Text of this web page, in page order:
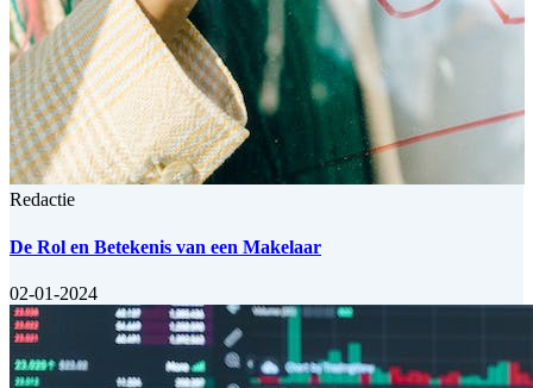
Redactie
De Rol en Betekenis van een Makelaar
02-01-2024